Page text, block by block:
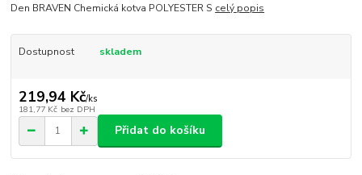
Den BRAVEN Chemická kotva POLYESTER S celý popis
Dostupnost skladem
219,94 Kč/ks
181,77 Kč bez DPH
Přidat do košíku